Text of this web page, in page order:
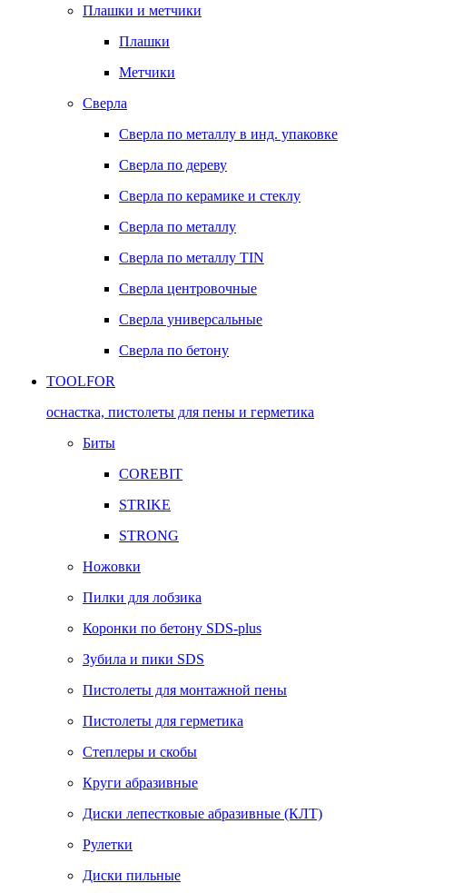
Плашки и метчики
Плашки
Метчики
Сверла
Сверла по металлу в инд. упаковке
Сверла по дереву
Сверла по керамике и стеклу
Сверла по металлу
Сверла по металлу TIN
Сверла центровочные
Сверла универсальные
Сверла по бетону
TOOLFOR
оснастка, пистолеты для пены и герметика
Биты
COREBIT
STRIKE
STRONG
Ножовки
Пилки для лобзика
Коронки по бетону SDS-plus
Зубила и пики SDS
Пистолеты для монтажной пены
Пистолеты для герметика
Степлеры и скобы
Круги абразивные
Диски лепестковые абразивные (КЛТ)
Рулетки
Диски пильные